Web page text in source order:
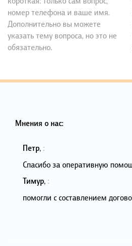
номер телефона и ваше имя.
Дополнительно вы можете
указать тему вопроса, но это не
обязательно.
Мнения о нас:
Петр, :
Спасибо за оперативную
Тимур, :
помогли с составлением